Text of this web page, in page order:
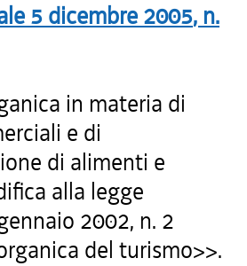
5 dicembre 2005, n.
in materia di
e di
di alimenti e
alla legge
2002, n. 2
del turismo>>.